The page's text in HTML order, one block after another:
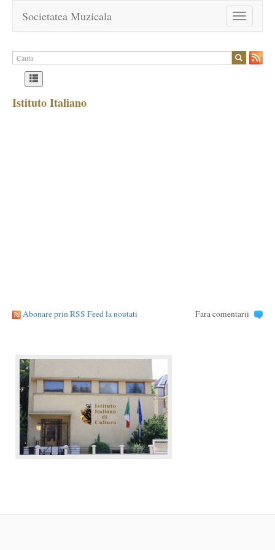
Toggle
navigation
Societatea Muzicala
Istituto Italiano
Abonare prin RSS Feed la noutati Fara comentarii